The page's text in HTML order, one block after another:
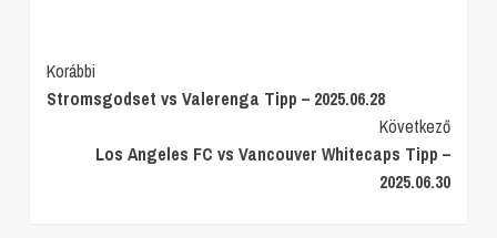
Post
Navigation
Korábbi
Stromsgodset vs Valerenga Tipp – 2025.06.28
Következő
Los Angeles FC vs Vancouver Whitecaps Tipp –
2025.06.30